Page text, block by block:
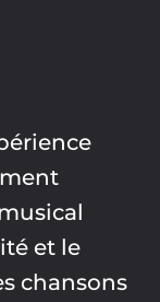
et le
chansons